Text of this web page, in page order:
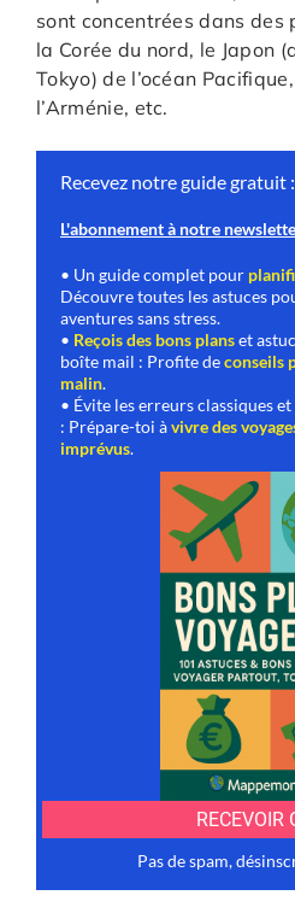
sont concentrées dans des
la Corée du nord, le Japon
Tokyo) de l’océan
l’Arménie, etc.